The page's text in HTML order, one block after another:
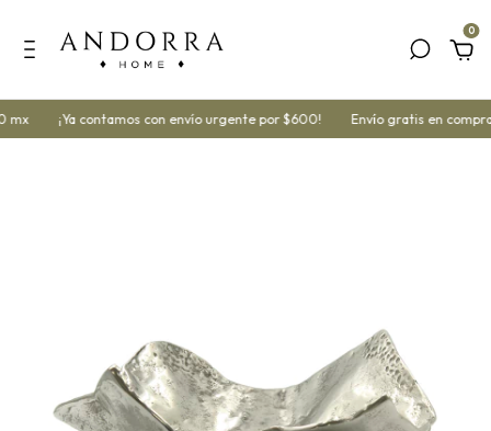
0
mx ¡Ya contamos con envío urgente por $600! Envío gratis en